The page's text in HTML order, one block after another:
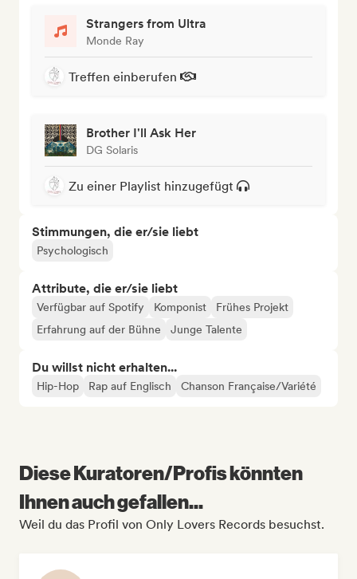
Strangers from Ultra
Monde Ray
Treffen einberufen
Brother I'll Ask Her
DG Solaris
Zu einer Playlist hinzugefügt
Stimmungen, die er/sie liebt
Psychologisch
Attribute, die er/sie liebt
Verfügbar auf Spotify Komponist
Frühes Projekt
Erfahrung auf der Bühne
Junge Talente
Du willst nicht erhalten...
Hip-Hop Rap auf Englisch Chanson Française/Variété
Diese Kuratoren/Profis könnten
Ihnen auch gefallen...
Weil du das Profil von Only Lovers Records besuchst.